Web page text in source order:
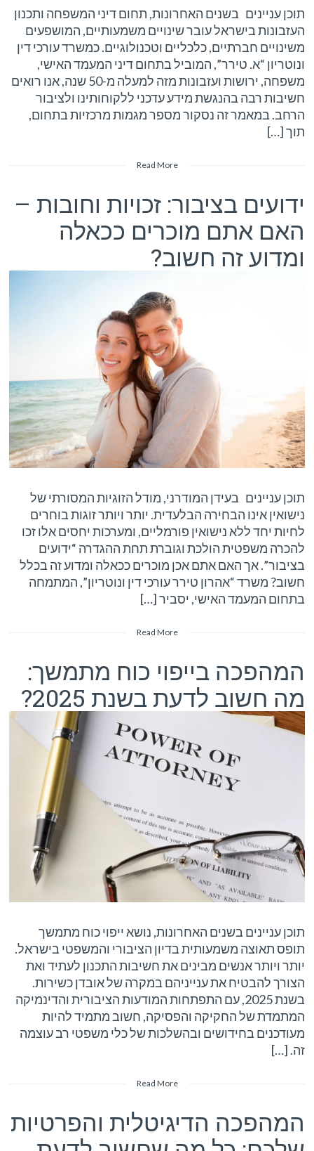
תוכן עניינים בשנים האחרונות, תחום דיני המשפחה ותכנון
העזבונות בישראל עובר שינויים משמעותיים, המושפעים
משינויים חברתיים, כלכליים וטכנולוגיים. כמשרד עורכי דין
ונוטריון “א. טירר”, המוביל בתחום דיני המעמד האישי,
משפחה, ירושות ועזבונות מזה למעלה מ-50 שנה, אנו רואים
חשיבות רבה בהנגשת מידע עדכני ללקוחותינו ולציבור
הרחב. במאמר זה נסקור מספר מגמות מרכזיות בתחום,
תוך […]
Read More
ידועים בציבור: זכויות וחובות –
האם אתם מוכרים ככאלה
ומדוע זה חשוב?
תוכן עניינים בעידן המודרני, מודל הזוגיות המסורתי של
נישואין אינו הבחירה הבלעדית. יותר ויותר זוגות בוחרים
לחיות יחד ללא נישואין פורמליים, ומערכות יחסים אלו זכו
להכרה משפטית הולכת וגוברת תחת ההגדרה “ידועים
בציבור”. אך האם אתם אכן מוכרים ככאלה ומדוע זה בכלל
חשוב? משרד “אהרון טירר עורכי דין ונוטריון”, המתמחה
בתחום המעמד האישי, יסביר […]
Read More
המהפכה בייפוי כוח מתמשך:
מה חשוב לדעת בשנת 2025?
תוכן עניינים בשנים האחרונות, נושא ייפוי כוח מתמשך
תופס תאוצה משמעותית בדיון הציבורי והמשפטי בישראל.
יותר ויותר אנשים מבינים את חשיבות התכנון לעתיד ואת
הצורך להבטיח את ענייניהם במקרה של אובדן כשירות.
בשנת 2025, עם התפתחות המודעות הציבורית והדינמיקה
המתמדת של החקיקה והפסיקה, חשוב מתמיד להיות
מעודכנים בחידושים ובהשלכות של כלי משפטי רב עוצמה
זה. […]
Read More
המהפכה הדיגיטלית והפרטיות